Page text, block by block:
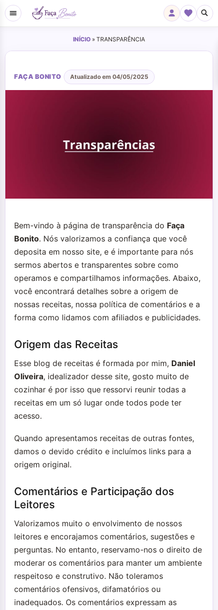
INÍCIO » TRANSPARÊNCIA
FAÇA BONITO Atualizado em 04/05/2025
Bem-vindo à página de transparência do Faça
Bonito. Nós valorizamos a confiança que você
deposita em nosso site, e é importante para nós
sermos abertos e transparentes sobre como
operamos e compartilhamos informações. Abaixo,
você encontrará detalhes sobre a origem de
nossas receitas, nossa política de comentários e a
forma como lidamos com afiliados e publicidades.
Origem das Receitas
Esse blog de receitas é formada por mim, Daniel
Oliveira, idealizador desse site, gosto muito de
cozinhar é por isso que ressorvi reunir todas a
receitas em um só lugar onde todos pode ter
acesso.
Quando apresentamos receitas de outras fontes,
damos o devido crédito e incluímos links para a
origem original.
Comentários e Participação dos
Leitores
Valorizamos muito o envolvimento de nossos
leitores e encorajamos comentários, sugestões e
perguntas. No entanto, reservamo-nos o direito de
moderar os comentários para manter um ambiente
respeitoso e construtivo. Não toleramos
comentários ofensivos, difamatórios ou
inadequados. Os comentários expressam as